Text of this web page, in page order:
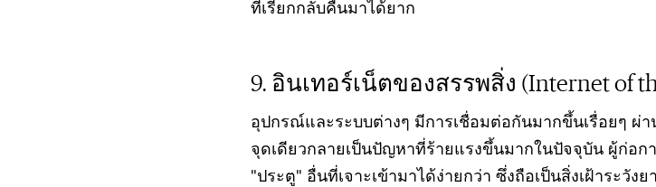
ที่เรียกกลับคืนมาได้ยาก
อินเทอร์เน็ตของสรรพสิ่ง (Internet of
อุปกรณ์และระบบต่างๆ มีการเชื่อมต่อกันมากขึ้นเรื่อยๆ ผ่า
จุดเดียวกลายเป็นปัญหาที่ร้ายแรงขึ้นมากในปัจจุบัน ผู้ก่อก
"ประตู" อื่นที่เจาะเข้ามาได้ง่ายกว่า ซึ่งถือเป็นสิ่งเฝ้าระวั